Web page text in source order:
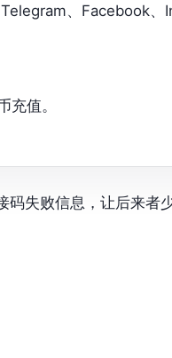
、Facebook、
值。
失败信息，让后来者